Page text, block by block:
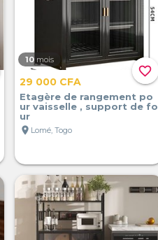
favorite_border
10 mois
29 000 CFA
Etagère de rangement po
ur vaisselle , support de fo
ur
location_on Lomé, Togo